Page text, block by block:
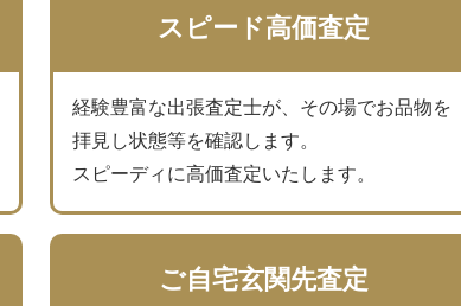
スピード高価査定
経験豊富な出張査定士が、その場でお品物を
拝見し状態等を確認します。
スピーディに高価査定いたします。
ご自宅玄関先査定